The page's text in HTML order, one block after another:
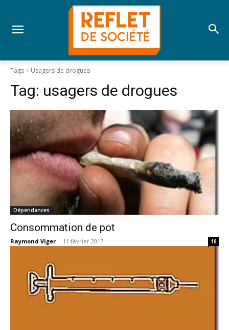
Tags Usagers de drogues
Tag: usagers de drogues
Dépendances
Consommation de pot
Raymond Viger - 11 février 2017 18